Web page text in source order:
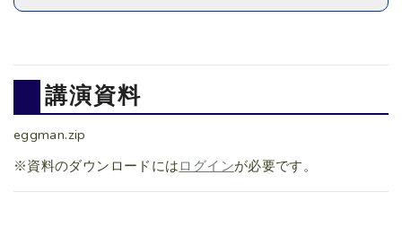
講演資料
eggman.zip
※資料のダウンロードには ログインが必要です。